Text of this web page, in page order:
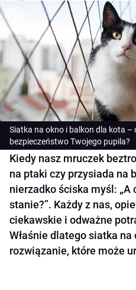
Siatka na okno i balkon dla kota –
bezpieczeństwo Twojego pupila?
Kiedy nasz mruczek
na ptaki czy przysiada na
nierzadko ściska myśl: „A
stanie?”. Każdy z nas,
ciekawskie i odważne
Właśnie dlatego siatka
rozwiązanie, które może